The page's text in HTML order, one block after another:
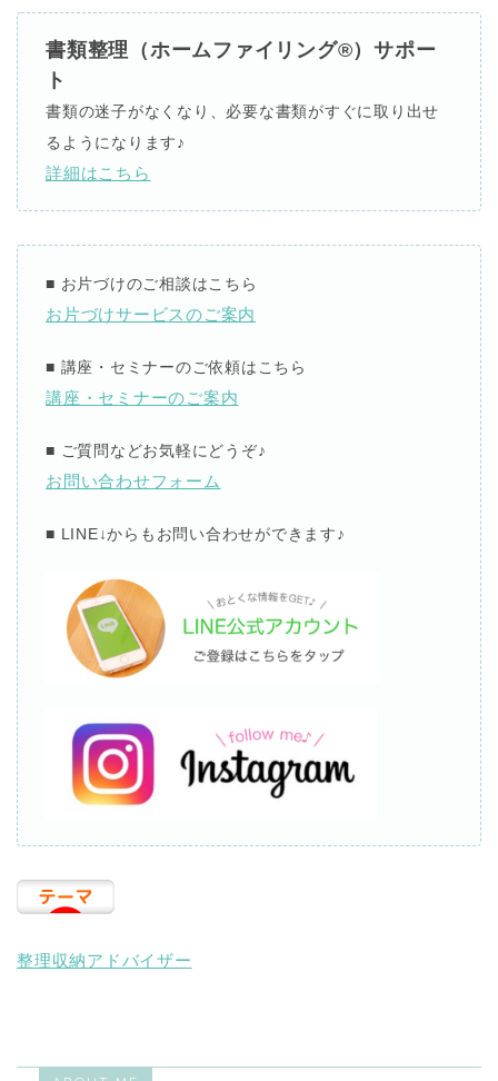
書類整理（ホームファイリング®）サポー
ト
書類の迷子がなくなり、必要な書類がすぐに取り出せ
るようになります♪
詳細はこちら
■ お片づけのご相談はこちら
お片づけサービスのご案内
■ 講座・セミナーのご依頼はこちら
講座・セミナーのご案内
■ ご質問などお気軽にどうぞ♪
お問い合わせフォーム
■ LINE↓からもお問い合わせができます♪
整理収納アドバイザー